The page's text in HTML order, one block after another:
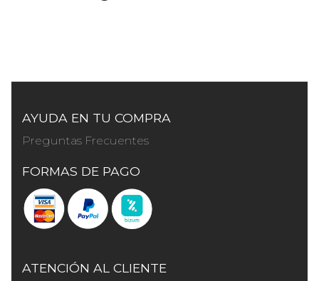
AYUDA EN TU COMPRA
Preguntas Frecuentes
FORMAS DE PAGO
ATENCIÓN AL CLIENTE